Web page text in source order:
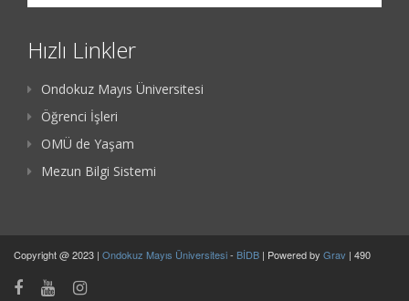
Hızlı Linkler
Ondokuz Mayıs Üniversitesi
Öğrenci İşleri
OMÜ de Yaşam
Mezun Bilgi Sistemi
Copyright @ 2023 | Ondokuz Mayıs Üniversitesi- BİDB | Powered by Grav | 490